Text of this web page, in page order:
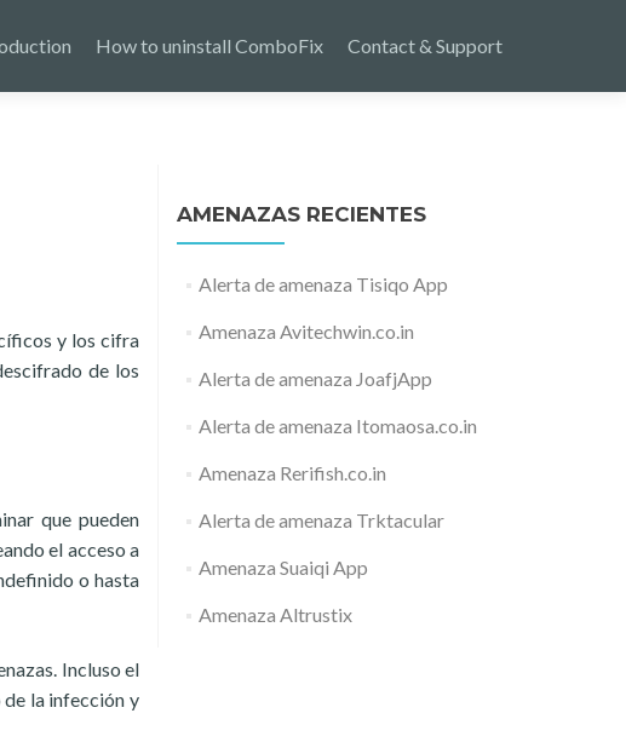
How to uninstall ComboFix Contact & Support
y los cifra
de los
que pueden
el acceso a
o hasta
Incluso el
la infección y
AMENAZAS RECIENTES
Alerta de amenaza Tisiqo App
Amenaza Avitechwin.co.in
Alerta de amenaza JoafjApp
Alerta de amenaza Itomaosa.co.in
Amenaza Rerifish.co.in
Alerta de amenaza Trktacular
Amenaza Suaiqi App
Amenaza Altrustix